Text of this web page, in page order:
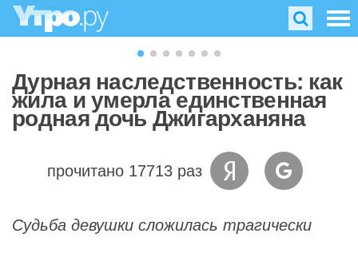
Дурная наследственность: как
жила и умерла единственная
родная дочь Джигарханяна
прочитано 17713 раз
Судьба девушки сложилась трагически